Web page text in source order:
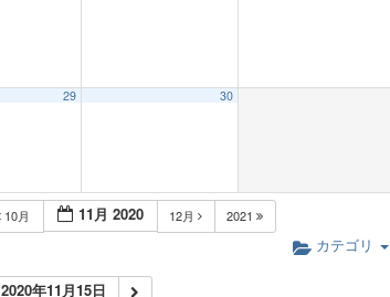
29 30
10月 11月 2020 12月 2021
カテゴリ
2020年11月15日